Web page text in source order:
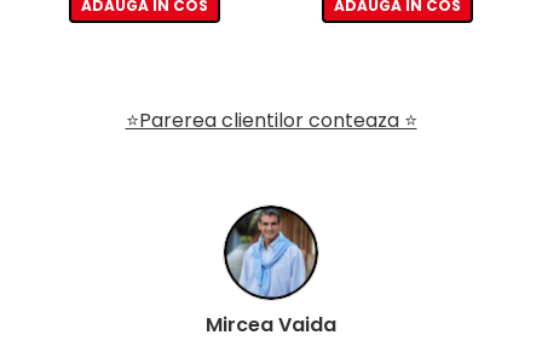
ADAUGA IN COS ADAUGA IN COS
⭐Parerea clientilor conteaza ⭐
Mircea Vaida